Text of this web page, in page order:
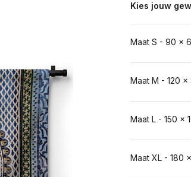
Kies jouw
Maat S - 90 x
Maat M - 120 x
Maat L - 150 x
Maat XL - 180